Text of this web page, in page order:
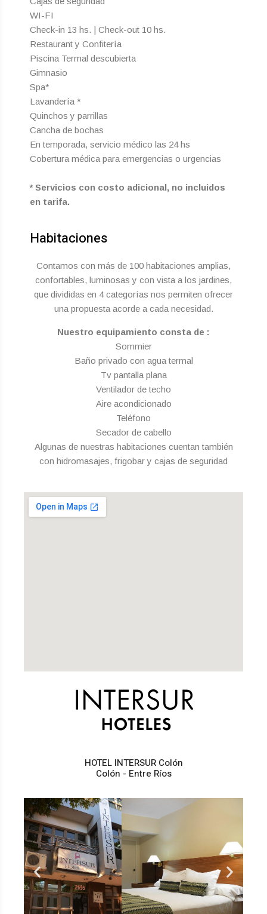
WI-FI
Check-in 13 hs. | Check-out 10 hs.
Restaurant y Confitería
Piscina Termal descubierta
Gimnasio
Spa*
Lavandería *
Quinchos y parrillas
Cancha de bochas
En temporada, servicio médico las 24 hs
Cobertura médica para emergencias o urgencias
* Servicios con costo adicional, no incluidos
en tarifa.​
Habitaciones
Contamos con más de 100 habitaciones amplias,
confortables, luminosas y con vista a los jardines,
que divididas en 4 categorías nos permiten ofrecer
una propuesta acorde a cada necesidad.
Nuestro equipamiento consta de :
Sommier
Baño privado con agua termal
Tv pantalla plana
Ventilador de techo
Aire acondicionado
Teléfono
Secador de cabello
Algunas de nuestras habitaciones cuentan también
con hidromasajes, frigobar y cajas de seguridad
HOTEL INTERSUR Colón
Colón - Entre Ríos